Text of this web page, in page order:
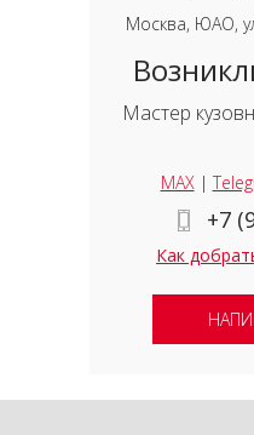
Москва, ЮАО,
Мастер
MAX|
+7
Как